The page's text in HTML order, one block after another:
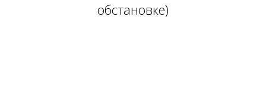
обстановке)